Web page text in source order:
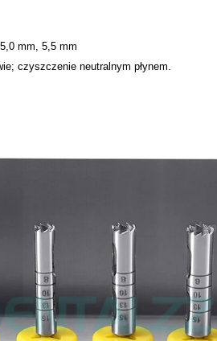
mm, 5,5 mm
czyszczenie neutralnym płynem.